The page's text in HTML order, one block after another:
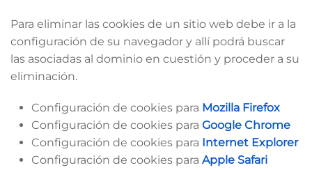
Para eliminar las cookies de un sitio web debe ir a la
configuración de su navegador y allí podrá buscar
las asociadas al dominio en cuestión y proceder a su
eliminación.
Configuración de cookies para Mozilla Firefox
Configuración de cookies para Google Chrome
Configuración de cookies para Internet Explorer
Configuración de cookies para Apple Safari